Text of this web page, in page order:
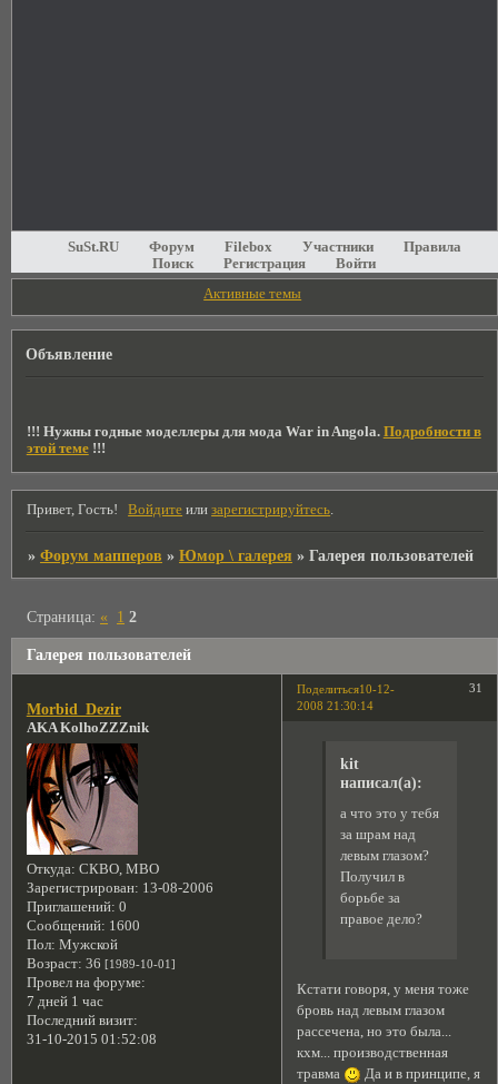
SuSt.RU Форум Filebox Участники
Правила
Поиск
Регистрация
Войти
Активные темы
Объявление
!!! Нужны годные моделлеры для мода War in Angola. Подробности в
этой теме!!!
Привет, Гость! Войдите илизарегистрируйтесь.
»Форум мапперов »Юмор \ галерея »Галерея пользователей
Галерея пользователей
Страница: « 1 2
Поделиться 31
10-12-
2008 21:30:14
Morbid_Dezir
AKA KolhoZZZnik
Откуда: СКВО, МВО
Зарегистрирован: 13-08-2006
Приглашений: 0
Сообщений: 1600
Пол: Мужской
Возраст: 36 [1989-10-01]
Провел на форуме:
7 дней 1 час
Последний визит:
31-10-2015 01:52:08
kit
написал(а):
а что это у тебя
за шрам над
левым глазом?
Получил в
борьбе за
правое дело?
Кстати говоря, у меня тоже
бровь над левым глазом
рассечена, но это была...
кхм... производственная
травма
Да и в принципе, я